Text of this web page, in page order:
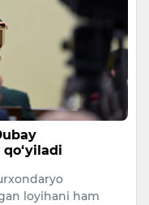
loyihani ham